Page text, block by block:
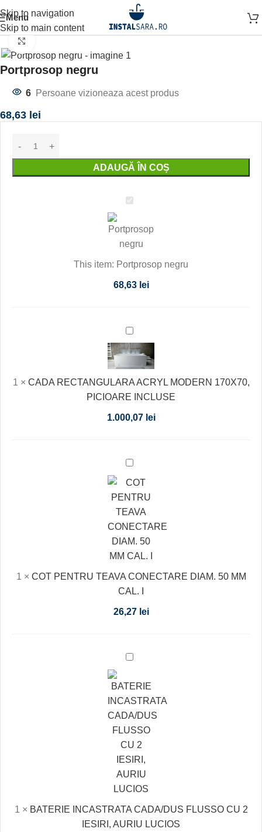
Skip to navigation
Skip to main content
Menu
Prima pagină ACCESORII BAIE
Portprosop negru
6 Persoane vizioneaza acest produs
68,63 lei
ADAUGĂ ÎN COȘ
Portprosop
This item: Portprosop negru
68,63 lei
CADA
RECTANGULARA
ACRYL
170X70,
PICIOARE
INCLUSE
1 × CADA RECTANGULARA ACRYL MODERN 170X70,
PICIOARE INCLUSE
1.000,07 lei
COT
PENTRU
TEAVA
CONECTARE
DIAM.
50
MM
I
1 × COT PENTRU TEAVA CONECTARE DIAM. 50 MM
CAL. I
26,27 lei
BATERIE
CADA/DUS
FLUSSO
CU
2
IESIRI,
AURIU
LUCIOS
1 × BATERIE INCASTRATA CADA/DUS FLUSSO CU 2
IESIRI, AURIU LUCIOS